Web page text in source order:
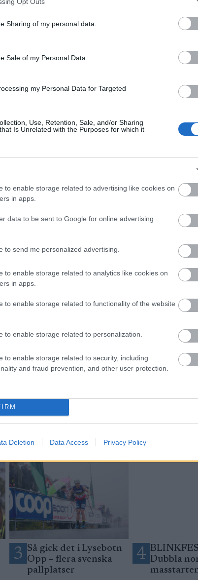
Sharing of my personal data.
Sale of my Personal Data.
my Personal Data for Targeted
Use, Retention, Sale, and/or Sharing
Is Unrelated with the Purposes for which it
to enable storage related to advertising like cookies on
in apps.
data to be sent to Google for online advertising
to send me personalized advertising.
to enable storage related to analytics like cookies on
in apps.
to enable storage related to functionality of the website
to enable storage related to personalization.
to enable storage related to security, including
and fraud prevention, and other user protection.
Deletion Data Access Privacy Policy
bra att arenan används för den här
som är hemma. Men fram till 2015
men de senaste fem åren har jag inte varit i
på
1.4km fri stil
200m fri stil
start 10km fri stil
20km, klassisk stil
3 Så gick det i Lysebotn
Opp – flera svenska
pallplatser
4 Dubbla